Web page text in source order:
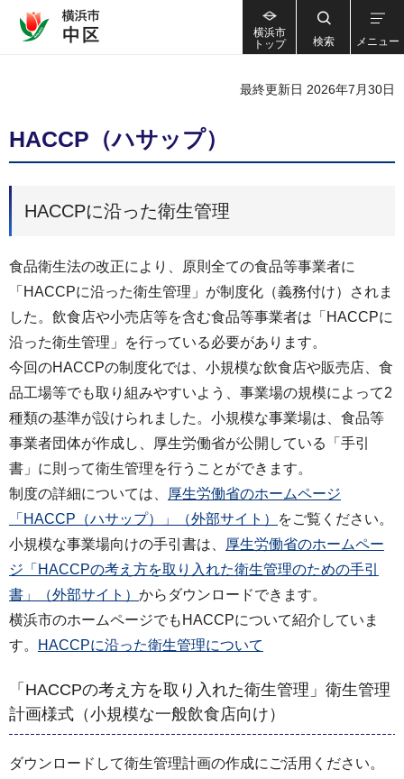
横浜市
トップ
検索 メニュー
最終更新日 2026年7月30日
HACCP（ハサップ）
HACCPに沿った衛生管理
食品衛生法の改正により、原則全ての食品等事業者に
「HACCPに沿った衛生管理」が制度化（義務付け）されま
した。飲食店や小売店等を含む食品等事業者は「HACCPに
沿った衛生管理」を行っている必要があります。
今回のHACCPの制度化では、小規模な飲食店や販売店、食
品工場等でも取り組みやすいよう、事業場の規模によって2
種類の基準が設けられました。小規模な事業場は、食品等
事業者団体が作成し、厚生労働省が公開している「手引
書」に則って衛生管理を行うことができます。
制度の詳細については、
厚生労働省のホームページ
「HACCP（ハサップ）」（外部サイト）
をご覧ください。
小規模な事業場向けの手引書は、
厚生労働省のホームペー
ジ「HACCPの考え方を取り入れた衛生管理のための手引
書」（外部サイト） からダウンロードできます。
横浜市のホームページでもHACCPについて紹介していま
す。
HACCPに沿った衛生管理について
「HACCPの考え方を取り入れた衛生管理」衛生管理
計画様式（小規模な一般飲食店向け）
ダウンロードして衛生管理計画の作成にご活用ください。